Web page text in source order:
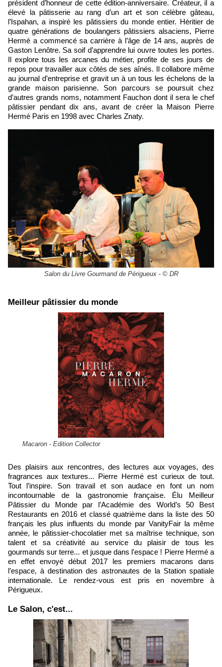
président d’honneur de cette édition-anniversaire. Créateur, il a
élevé la pâtisserie au rang d’un art et son célèbre gâteau,
l’Ispahan, a inspiré les pâtissiers du monde entier. Héritier de
quatre générations de boulangers pâtissiers alsaciens, Pierre
Hermé a commencé sa carrière à l’âge de 14 ans, auprès de
Gaston Lenôtre. Sa soif d’apprendre lui ouvre toutes les portes.
Il explore tous les arcanes du métier, profite de ses jours de
repos pour travailler aux côtés de ses aînés. Il collabore même
au journal d’entreprise et gravit un à un tous les échelons de la
grande maison parisienne. Son parcours se poursuit chez
d’autres grands noms, notamment Fauchon dont il sera le chef
pâtissier pendant dix ans, avant de créer la Maison Pierre
Hermé Paris en 1998 avec Charles Znaty.
Salon du Livre Gourmand de Périgueux - © DR
Meilleur pâtissier du monde
Macaron - Edition Collector
Des plaisirs aux rencontres, des lectures aux voyages, des
fragrances aux textures... Pierre Hermé est curieux de tout.
Tout l’inspire. Son travail et son audace en font un nom
incontournable de la gastronomie française. Élu Meilleur
Pâtissier du Monde par l’Académie des World’s 50 Best
Restaurants en 2016 et classé quatrième dans la liste des 50
français les plus influents du monde par VanityFair la même
année, le pâtissier-chocolatier met sa maîtrise technique, son
talent et sa créativité au service du plaisir de tous les
gourmands sur terre... et jusque dans l'espace ! Pierre Hermé a
en effet envoyé début 2017 les premiers macarons dans
l’espace, à destination des astronautes de la Station spatiale
internationale. Le rendez-vous est pris en novembre à
Périgueux.
Le Salon, c'est...